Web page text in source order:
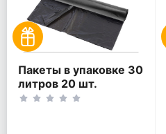
Пакеты в упаковке 30
литров 20 шт.
(20шт*2рул)